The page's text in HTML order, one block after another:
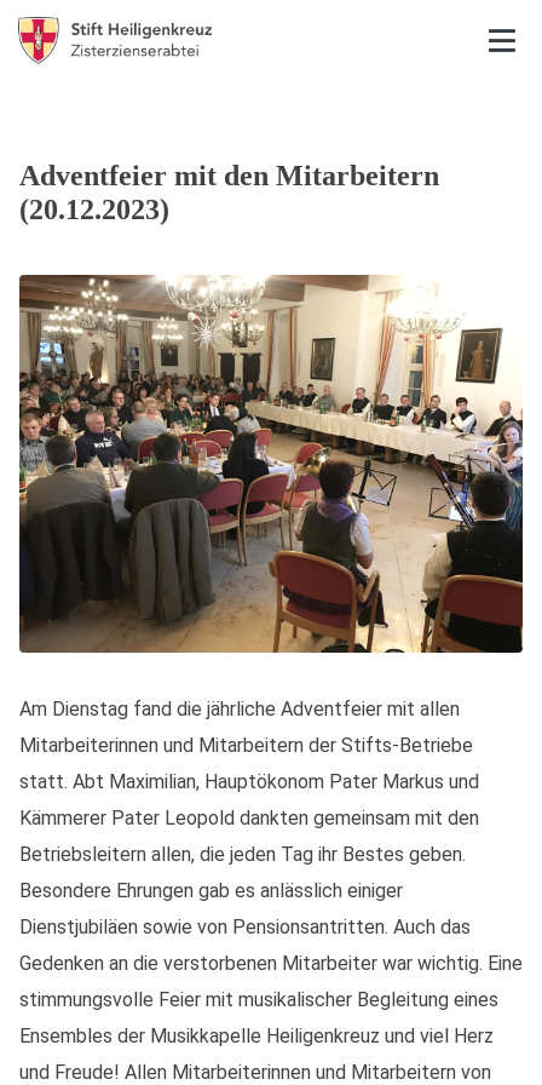
Adventfeier mit den Mitarbeitern
(20.12.2023)
Am Dienstag fand die jährliche Adventfeier mit allen
Mitarbeiterinnen und Mitarbeitern der Stifts-Betriebe
statt. Abt Maximilian, Hauptökonom Pater Markus und
Kämmerer Pater Leopold dankten gemeinsam mit den
Betriebsleitern allen, die jeden Tag ihr Bestes geben.
Besondere Ehrungen gab es anlässlich einiger
Dienstjubiläen sowie von Pensionsantritten. Auch das
Gedenken an die verstorbenen Mitarbeiter war wichtig. Eine
stimmungsvolle Feier mit musikalischer Begleitung eines
Ensembles der Musikkapelle Heiligenkreuz und viel Herz
und Freude! Allen Mitarbeiterinnen und Mitarbeitern von